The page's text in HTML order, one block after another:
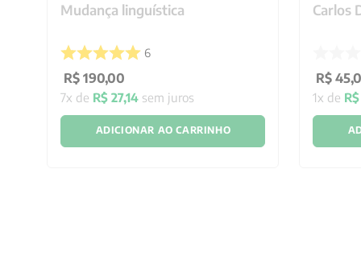
Mudança linguística
6
R$ 190,00
7x de R$ 27,14 sem juros
ADICIONAR AO CARRINHO
Carlos
R$ 45,
1x de R$